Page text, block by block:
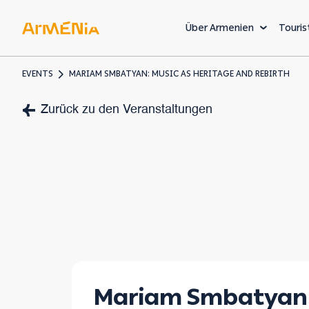
Über Armenien
Welt,
EVENTS MARIAM SMBATYAN: MUSIC AS HERITAGE AND REBIRTH
Zurück zu den Veranstaltungen
Mariam